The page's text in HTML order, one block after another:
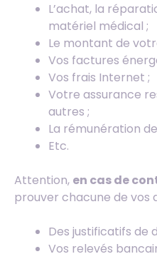
L’achat, la
matériel médical ;
Le montant de
Vos factures
Vos frais Internet ;
Votre assurance
autres ;
La rémunération
Etc.
Attention, en cas de
prouver chacune de vos
Des justificatifs de
Vos relevés